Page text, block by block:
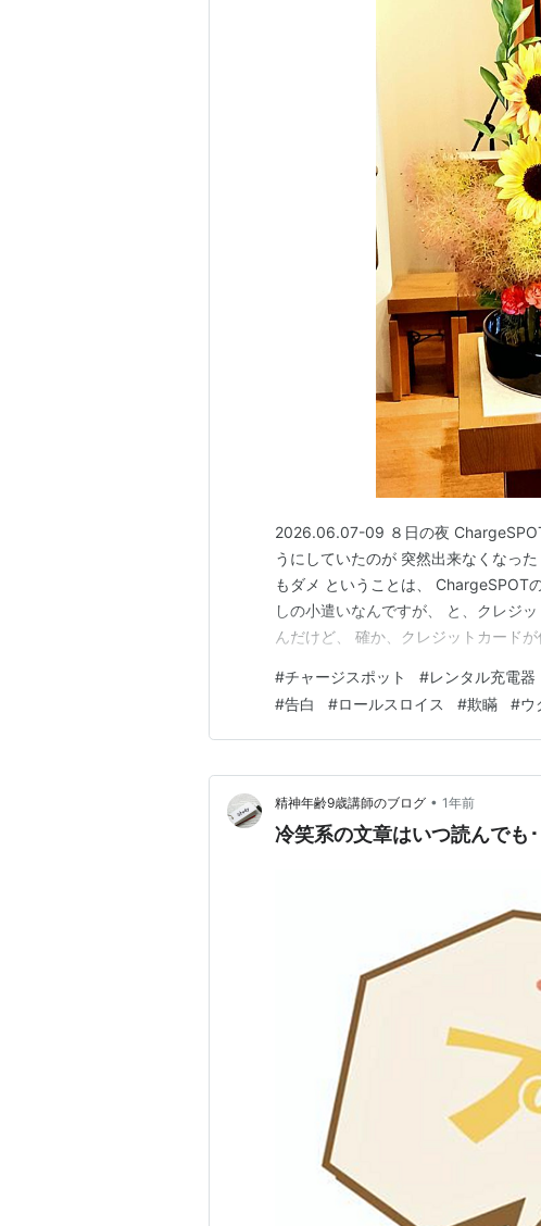
2026.06.07-09 ８日の夜
うにしていたのが 突然出来なくなっ
もダメ ということは、 ChargeSPOT
しの小遣いなんですが、 と、クレジ
んだけど、 確か、クレジットカード
もらったんだっけ ChargeSPOTアプ
#チャージスポット #レンタル充電器
#告白 #ロールスロイス #欺瞞 #ウ
精神年齢9歳講師のブログ • 1年前
冷笑系の文章はいつ読んでも･